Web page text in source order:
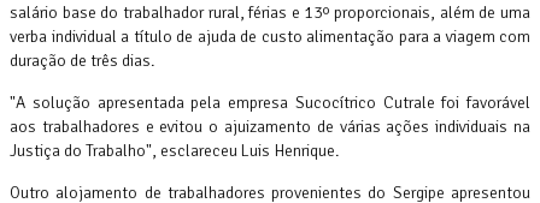
salário base do trabalhador rural, férias e 13º proporcionais, além de uma
verba individual a título de ajuda de custo alimentação para a viagem com
duração de três dias.
"A solução apresentada pela empresa Sucocítrico Cutrale foi favorável
aos trabalhadores e evitou o ajuizamento de várias ações individuais na
Justiça do Trabalho", esclareceu Luis Henrique.
Outro alojamento de trabalhadores provenientes do Sergipe apresentou